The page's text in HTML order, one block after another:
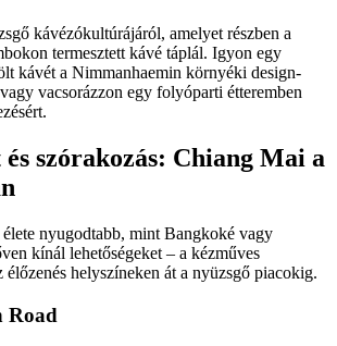
kávézókultúrájáról, amelyet részben a
termesztett kávé táplál. Igyon egy
kávét a Nimmanhaemin környéki design-
vacsorázzon egy folyóparti étteremben
szórakozás: Chiang Mai a
nyugodtabb, mint Bangkoké vagy
kínál lehetőségeket – a kézműves
helyszíneken át a nyüzsgő piacokig.
Road